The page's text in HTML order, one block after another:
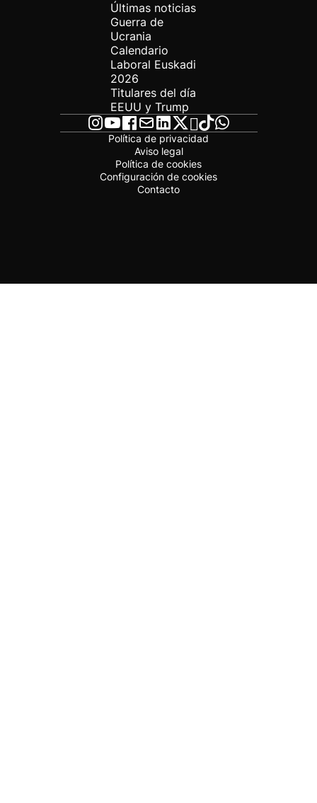
Últimas noticias
Guerra de
Ucrania
Calendario
Laboral Euskadi
2026
Titulares del día
EEUU y Trump
Política de privacidad
Aviso legal
Política de cookies
Configuración de cookies
Contacto